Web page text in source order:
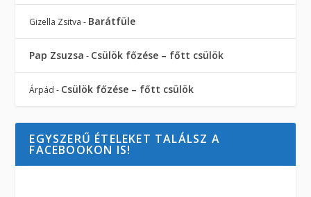
Gizella Zsitva - Barátfüle
Pap Zsuzsa - Csülök főzése – főtt csülök
Árpád - Csülök főzése – főtt csülök
EGYSZERŰ ÉTELEKET TALÁLSZ A
FACEBOOKON IS!